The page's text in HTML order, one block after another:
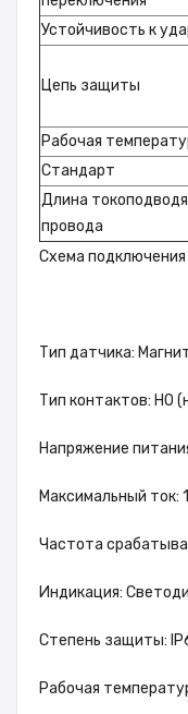
Устойчивость к
Цепь защиты
Рабочая
Стандарт
Длина
провода
Схема подключения
Тип датчика:
Тип контактов: НО
Напряжение
Максимальный ток:
Частота
Индикация:
Степень защиты:
Рабочая